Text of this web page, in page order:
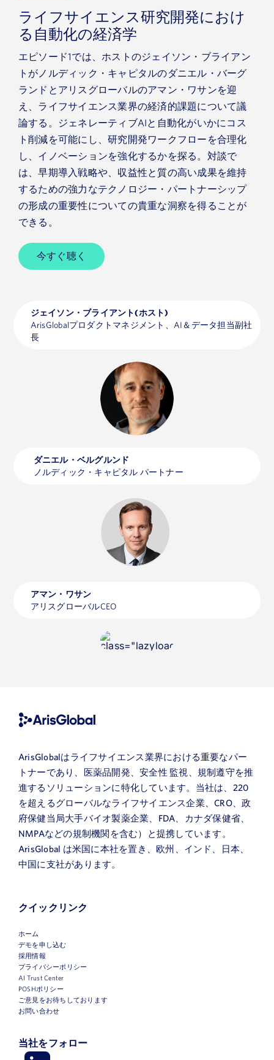
ライフサイエンス研究開発におけ
る自動化の経済学
エピソード1では、ホストのジェイソン・ブライアン
トがノルディック・キャピタルのダニエル・バーグ
ランドとアリスグローバルのアマン・ワサンを迎
え、ライフサイエンス業界の経済的課題について議
論する。ジェネレーティブAIと自動化がいかにコス
ト削減を可能にし、研究開発ワークフローを合理化
し、イノベーションを強化するかを探る。対談で
は、早期導入戦略や、収益性と質の高い成果を維持
するための強力なテクノロジー・パートナーシップ
の形成の重要性についての貴重な洞察を得ることが
できる。
今すぐ聴く
ジェイソン・ブライアント(ホスト)
ArisGlobalプロダクトマネジメント、AI＆データ担当副社
長
ダニエル・ベルグルンド
ノルディック・キャピタル パートナー
アマン・ワサン
アリスグローバルCEO
ArisGlobalはライフサイエンス業界における重要なパー
トナーであり、医薬品開発、安全性 監視、規制遵守を推
進するソリューションに特化しています。当社は、220
を超えるグローバルなライフサイエンス企業、CRO、政
府保健当局大手バイオ製薬企業、FDA、カナダ保健省、
NMPAなどの規制機関を含む）と提携しています。
ArisGlobal は米国に本社を置き、欧州、インド、日本、
中国に支社があります。
クイックリンク
ホーム
デモを申し込む
採用情報
プライバシーポリシー
AI Trust Center
POSHポリシー
ご意見をお待ちしております
お問い合わせ
当社をフォロー